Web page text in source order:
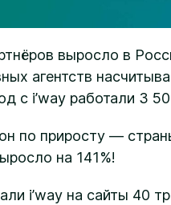
выросло в
агентств
с i’way работали 3
по приросту —
на 141%!
i’way на сайты 40